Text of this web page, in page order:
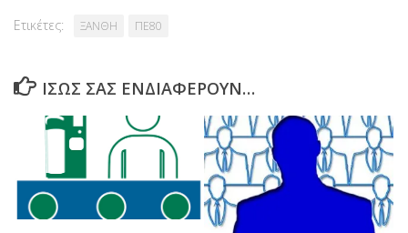
Ετικέτες: ΞΑΝΘΗ ΠΕ80
ΊΣΩΣ ΣΑΣ ΕΝΔΙΑΦΈΡΟΥΝ…